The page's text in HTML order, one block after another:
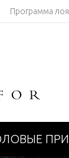
Программа